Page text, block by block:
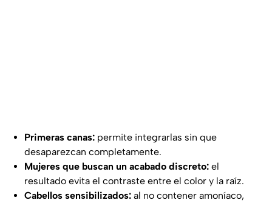
Primeras canas: permite integrarlas sin que
desaparezcan completamente.
Mujeres que buscan un acabado discreto: el
resultado evita el contraste entre el color y la raíz.
Cabellos sensibilizados: al no contener amoníaco,